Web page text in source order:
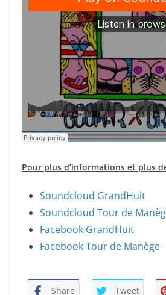
Pour plus d’informations et plus
Soundcloud GrandHuit
Soundcloud Tour de
Facebook GrandHuit
Facebook Tour de Manège
Share Tweet